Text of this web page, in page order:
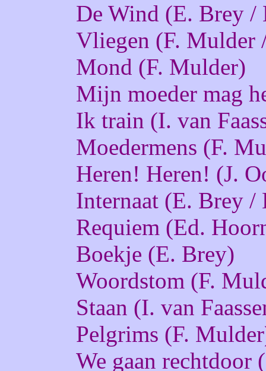
De Wind (E. Brey /
Vliegen (F. Mulder
Mond (F. Mulder)
Mijn moeder mag
Ik train (I. van
Moedermens (F.
Heren! Heren! (J.
Internaat (E. Brey /
Requiem (Ed.
Boekje (E. Brey)
Woordstom (F.
Staan (I. van
Pelgrims (F.
We gaan rechtdoor